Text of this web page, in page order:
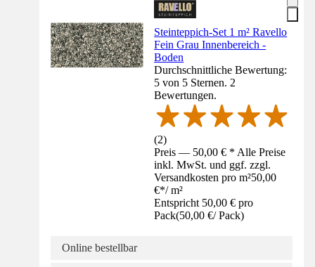
Steinteppich-Set 1 m² Ravello
Fein Grau Innenbereich -
Boden
Durchschnittliche Bewertung:
5 von 5 Sternen. 2
Bewertungen.
(2)
Preis — 50,00 € * Alle Preise
inkl. MwSt. und ggf. zzgl.
Versandkosten pro m²50,00
€*/ m²
Entspricht 50,00 € pro
Pack(50,00 €/ Pack)
Online bestellbar